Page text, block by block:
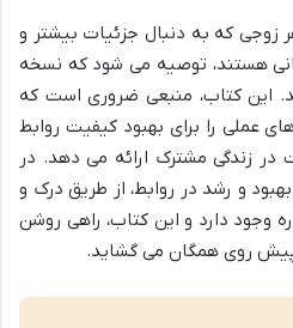
که به دنبال جزئیات بیشتر و
هستند، توصیه می شود که نسخه
این کتاب، منبعی ضروری است که
عملی را برای بهبود کیفیت روابط
زندگی مشترک ارائه می دهد. در
و رشد در روابط، از طریق درک و
وجود دارد و این کتاب، راهی روشن
پیش روی همگان می گشاید.